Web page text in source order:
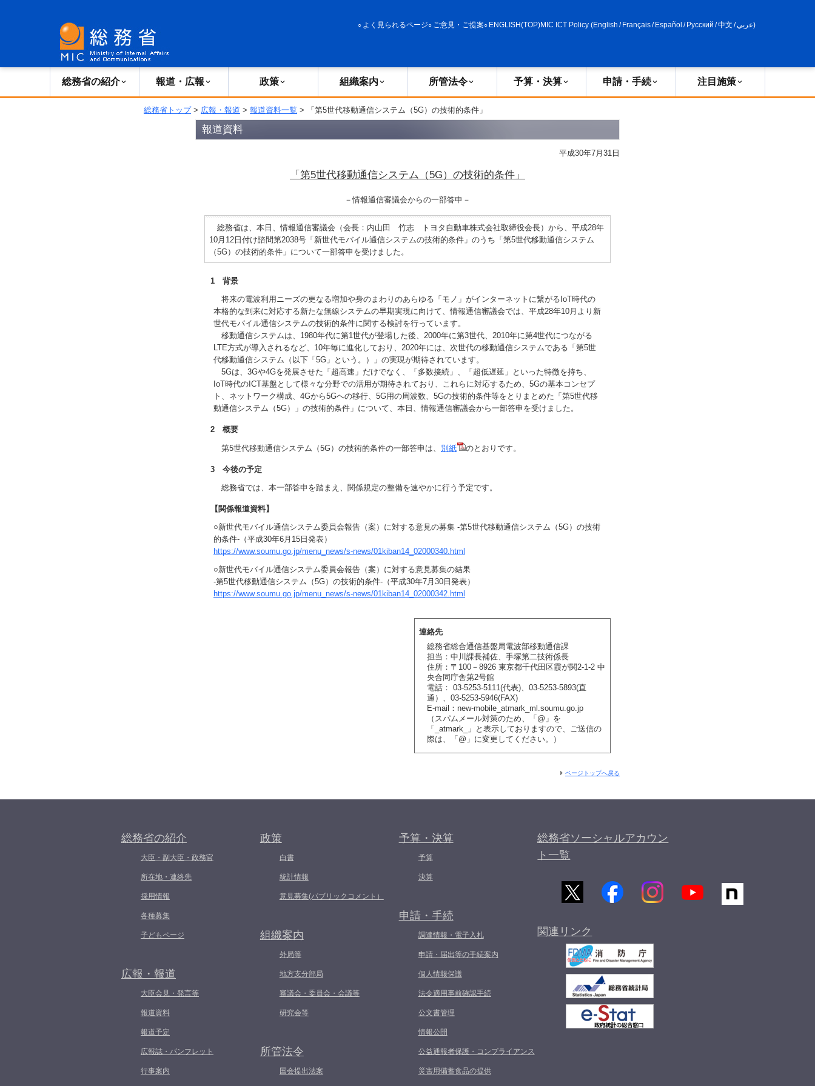
よく見られるページ ご意見・ご提案 ENGLISH(TOP)MIC ICT Policy (English / Français/ Español / Русский /中文 /عربي)
総務省の紹介 報道・広報 政策 組織案内 所管法令 予算・決算 申請・手続 注目施策
総務省トップ> 広報・報道 > 報道資料一覧 > 「第5世代移動通信システム（5G）の技術的条件」
報道資料
平成30年7月31日
「第5世代移動通信システム（5G）の技術的条件」
－情報通信審議会からの一部答申－
総務省は、本日、情報通信審議会（会長：内山田 竹志 トヨタ自動車株式会社取締役会長）から、平成28年
10月12日付け諮問第2038号「新世代モバイル通信システムの技術的条件」のうち「第5世代移動通信システム
（5G）の技術的条件」について一部答申を受けました。
1 背景
将来の電波利用ニーズの更なる増加や身のまわりのあらゆる「モノ」がインターネットに繋がるIoT時代の
本格的な到来に対応する新たな無線システムの早期実現に向けて、情報通信審議会では、平成28年10月より新
世代モバイル通信システムの技術的条件に関する検討を行っています。
移動通信システムは、1980年代に第1世代が登場した後、2000年に第3世代、2010年に第4世代につながる
LTE方式が導入されるなど、10年毎に進化しており、2020年には、次世代の移動通信システムである「第5世
代移動通信システム（以下「5G」という。）」の実現が期待されています。
5Gは、3Gや4Gを発展させた「超高速」だけでなく、「多数接続」、「超低遅延」といった特徴を持ち、
IoT時代のICT基盤として様々な分野での活用が期待されており、これらに対応するため、5Gの基本コンセプ
ト、ネットワーク構成、4Gから5Gへの移行、5G用の周波数、5Gの技術的条件等をとりまとめた「第5世代移
動通信システム（5G）」の技術的条件」について、本日、情報通信審議会から一部答申を受けました。
2 概要
第5世代移動通信システム（5G）の技術的条件の一部答申は、 別紙 のとおりです。
3 今後の予定
総務省では、本一部答申を踏まえ、関係規定の整備を速やかに行う予定です。
【関係報道資料】
○新世代モバイル通信システム委員会報告（案）に対する意見の募集 -第5世代移動通信システム（5G）の技術
的条件-（平成30年6月15日発表）
https://www.soumu.go.jp/menu_news/s-news/01kiban14_02000340.html
○新世代モバイル通信システム委員会報告（案）に対する意見募集の結果
-第5世代移動通信システム（5G）の技術的条件-（平成30年7月30日発表）
https://www.soumu.go.jp/menu_news/s-news/01kiban14_02000342.html
連絡先
総務省総合通信基盤局電波部移動通信課
担当：中川課長補佐、手塚第二技術係長
住所：〒100－8926 東京都千代田区霞が関2-1-2 中
央合同庁舎第2号館
電話： 03-5253-5111(代表)、03-5253-5893(直
通）、03-5253-5946(FAX)
E-mail：new-mobile_atmark_ml.soumu.go.jp
（スパムメール対策のため、「@」を
「_atmark_」と表示しておりますので、ご送信の
際は、「@」に変更してください。）
ページトップへ戻る
総務省の紹介
大臣・副大臣・政務官
所在地・連絡先
採用情報
各種募集
子どもページ
広報・報道
大臣会見・発言等
報道資料
報道予定
広報誌・パンフレット
行事案内
政策
白書
統計情報
意見募集(パブリックコメント）
組織案内
外局等
地方支分部局
審議会・委員会・会議等
研究会等
所管法令
国会提出法案
予算・決算
予算
決算
申請・手続
調達情報・電子入札
申請・届出等の手続案内
個人情報保護
法令適用事前確認手続
公文書管理
情報公開
公益通報者保護・コンプライアンス
災害用備蓄食品の提供
総務省ソーシャルアカウン
ト一覧
関連リンク